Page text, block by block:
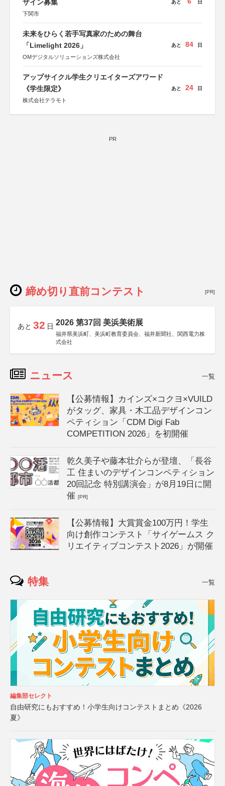
ザイン募集
下関市
あと 日
未来をひらく若手写真家のための舞台
「Limelight 2026」
OMデジタルソリューションズ株式会社
あと 84 日
アップサイクル学生クリエイターズアワード
《学生限定》
株式会社テラモト
あと 24 日
PR
締め切り直前コンテスト [PR]
あと 32 日 2026 第37回 美浜美術展
福井県美浜町、美浜町教育委員会、福井新聞社、関西電力株
式会社
ニュース 一覧
【公募情報】カインズ×コクヨ×VUILD
がタッグ、家具・木工品デザインコン
ペティション「CDM Digi Fab
COMPETITION 2026」を初開催
乾久美子や藤本壮介らが登壇、「長谷
工 住まいのデザインコンペティション
20回記念 特別講演会」が8月19日に開
催[PR]
【公募情報】大賞賞金100万円！学生
向け創作コンテスト「サイゲームス ク
リエイティブコンテスト2026」が開催
特集 一覧
編集部セレクト
自由研究にもおすすめ！小学生向けコンテストまとめ《2026
夏》